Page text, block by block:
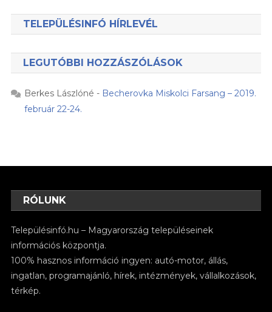
TELEPÜLÉSINFÓ HÍRLEVÉL
LEGUTÓBBI HOZZÁSZÓLÁSOK
Berkes Lászlóné - Becherovka Miskolci Farsang – 2019.
február 22-24.
RÓLUNK
Településinfó.hu – Magyarország településeinek
információs központja.
100% hasznos információ ingyen: autó-motor, állás,
ingatlan, programajánló, hírek, intézmények, vállalkozások,
térkép.